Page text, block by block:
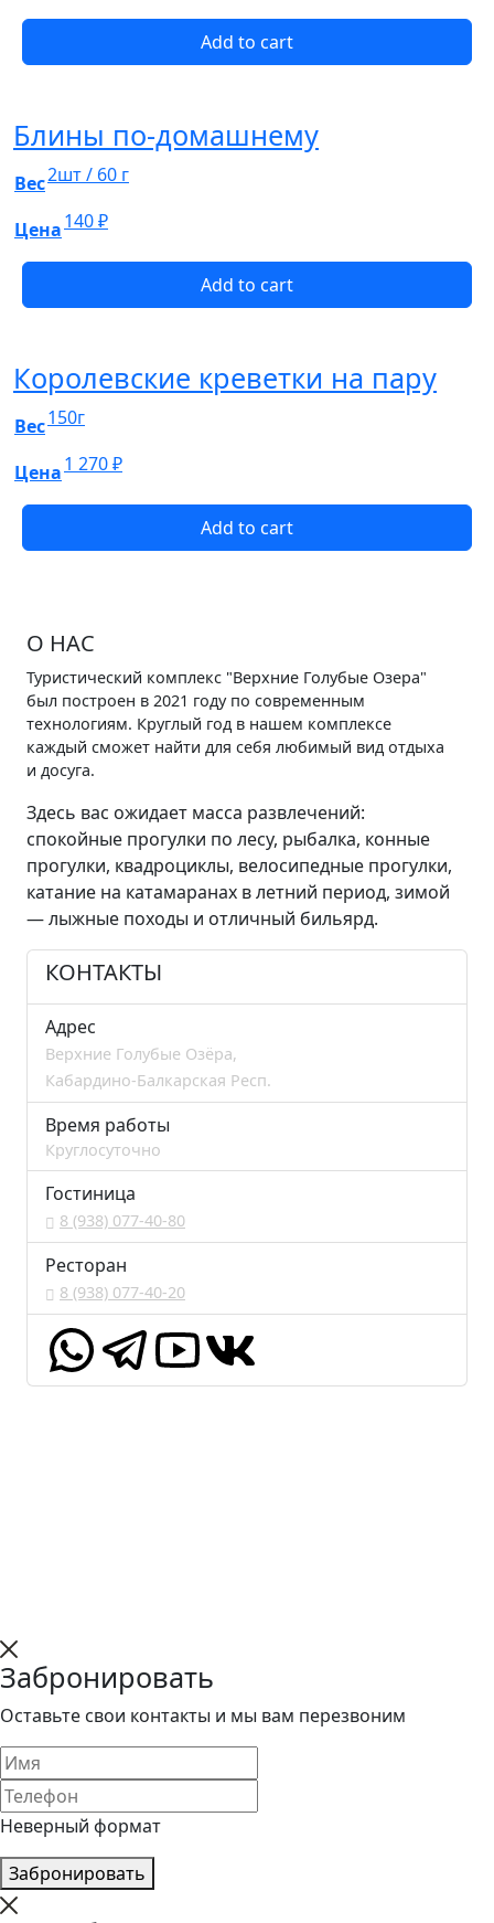
Add to cart
Блины по-домашнему
Вес2шт / 60 г
Цена140₽
Add to cart
Королевские креветки на пару
Вес150г
Цена1 270₽
Add to cart
О НАС
Туристический комплекс "Верхние Голубые Озера"
был построен в 2021 году по современным
технологиям. Круглый год в нашем комплексе
каждый сможет найти для себя любимый вид отдыха
и досуга.
Здесь вас ожидает масса развлечений:
спокойные прогулки по лесу, рыбалка, конные
прогулки, квадроциклы, велосипедные прогулки,
катание на катамаранах в летний период, зимой
— лыжные походы и отличный бильярд.
КОНТАКТЫ
Адрес
Верхние Голубые Озёра,
Кабардино-Балкарская Респ.
Время работы
Круглосуточно
Гостиница
8 (938) 077-40-80
Ресторан
8 (938) 077-40-20
Забронировать
Оставьте свои контакты и мы вам перезвоним
Неверный формат
Забронировать